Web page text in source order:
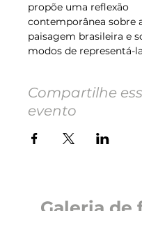
propõe uma reflexão
contemporânea sobre
paisagem brasileira e
modos de representá-
Compartilhe
evento
Galeria de